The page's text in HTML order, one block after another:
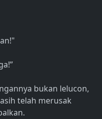
bukan lelucon,
telah merusak